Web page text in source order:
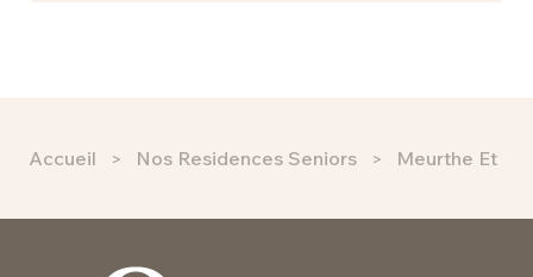
Accueil Nos Residences Seniors Meurthe Et